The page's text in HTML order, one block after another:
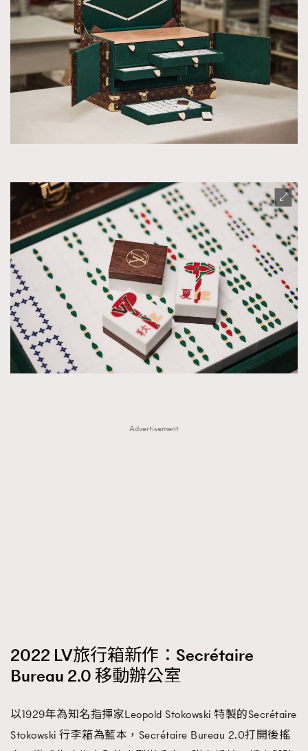
Advertisement
2022 LV旅行箱新作：Secrétaire
Bureau 2.0 移動辦公室
以1929年為知名指揮家Leopold Stokowski 特製的Secrétaire
Stokowski 行李箱為藍本，Secrétaire Bureau 2.0打開後搖